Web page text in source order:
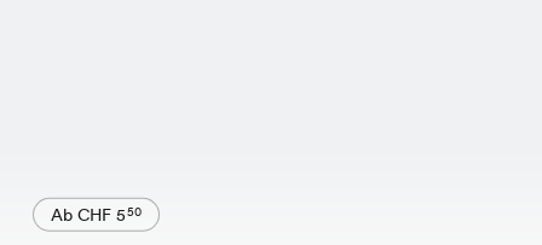
Ab CHF 550